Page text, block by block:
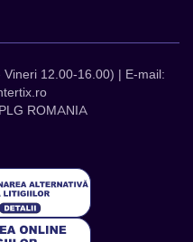
12.00-16.00) | E-mail:
ROMANIA